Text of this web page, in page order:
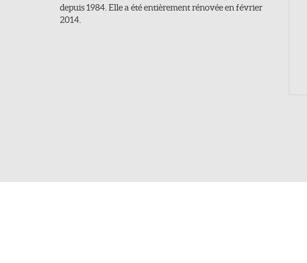
depuis 1984. Elle a été entièrement rénovée en février
2014.